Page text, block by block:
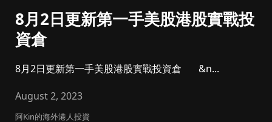
8月2日更新第一手美股港股實戰投
資倉
8月2日更新第一手美股港股實戰投資倉 &n...
August 2, 2023
阿Kin的海外港人投資